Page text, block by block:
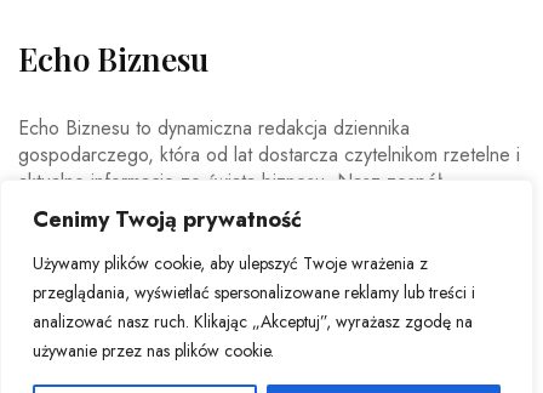
Cenimy Twoją prywatność
Używamy plików cookie, aby ulepszyć Twoje wrażenia z
przeglądania, wyświetlać spersonalizowane reklamy lub treści i
analizować nasz ruch. Klikając „Akceptuj”, wyrażasz zgodę na
używanie przez nas plików cookie.
Echo Biznesu
Echo Biznesu to dynamiczna redakcja dziennika
gospodarczego, która od lat dostarcza czytelnikom rzetelne i
aktualne informacje ze świata biznesu. Nasz zespół
doświadczonych dziennikarzy i ekspertów ekonomicznych
codziennie analizuje najważniejsze wydarzenia rynkowe,
trendy gospodarcze oraz decyzje mające wpływ na polską i
światową ekonomię.